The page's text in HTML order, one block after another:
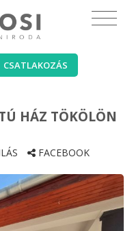
CSATLAKOZÁS
HÁZ TÖKÖLÖN
FACEBOOK